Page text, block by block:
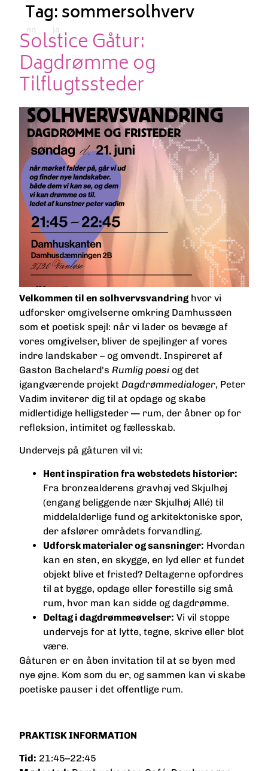
en ja
Tag:sommersolhverv
Solstice Gåtur:
Dagdrømme og
Tilflugtssteder
Velkommen til en solhvervsvandringhvor vi
udforsker omgivelserne omkring Damhussøen
som et poetisk spejl: når vi lader os bevæge af
vores omgivelser, bliver de spejlinger af vores
indre landskaber – og omvendt. Inspireret af
Gaston Bachelard'sRumlig poesi og det
igangværende projektDagdrømmedialoger, Peter
Vadim inviterer dig til at opdage og skabe
midlertidige helligsteder — rum, der åbner op for
refleksion, intimitet og fællesskab.
Undervejs på gåturen vil vi:
Hent inspiration fra webstedets historier:
Fra bronzealderens gravhøj ved Skjulhøj
(engang beliggende nær Skjulhøj Allé) til
middelalderlige fund og arkitektoniske spor,
der afslører områdets forvandling.
Udforsk materialer og sansninger: Hvordan
kan en sten, en skygge, en lyd eller et fundet
objekt blive et fristed? Deltagerne opfordres
til at bygge, opdage eller forestille sig små
rum, hvor man kan sidde og dagdrømme.
Deltag i dagdrømmeøvelser: Vi vil stoppe
undervejs for at lytte, tegne, skrive eller blot
være.
Gåturen er en åben invitation til at se byen med
nye øjne. Kom som du er, og sammen kan vi skabe
poetiske pauser i det offentlige rum.
PRAKTISK INFORMATION
Tid: 21:45–22:45